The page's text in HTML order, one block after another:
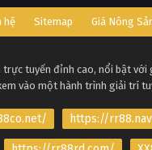
hệ Sitemap Giá Nông
trực tuyến đỉnh cao, nổi bật với
vào một hành trình giải trí
https://